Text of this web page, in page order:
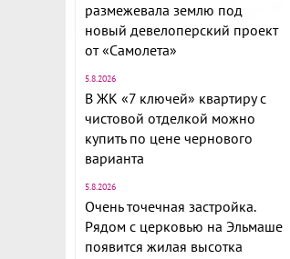
размежевала землю под
новый девелоперский проект
от «Самолета»
5.8.2026
В ЖК «7 ключей» квартиру с
чистовой отделкой можно
купить по цене чернового
варианта
5.8.2026
Очень точечная застройка.
Рядом с церковью на Эльмаше
появится жилая высотка